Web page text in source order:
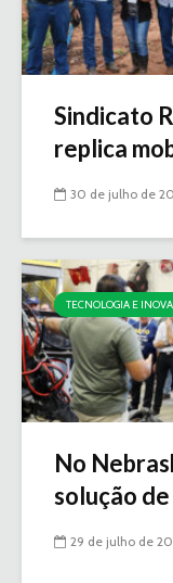
Sindicato
replica
30 de julho de
TECNOLOGIA E
No
solução
29 de julho de